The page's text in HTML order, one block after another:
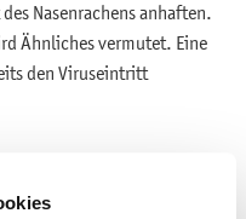
Nasenrachens anhaften.
Ähnliches vermutet. Eine
den Viruseintritt
von T-Zellen. Darüber